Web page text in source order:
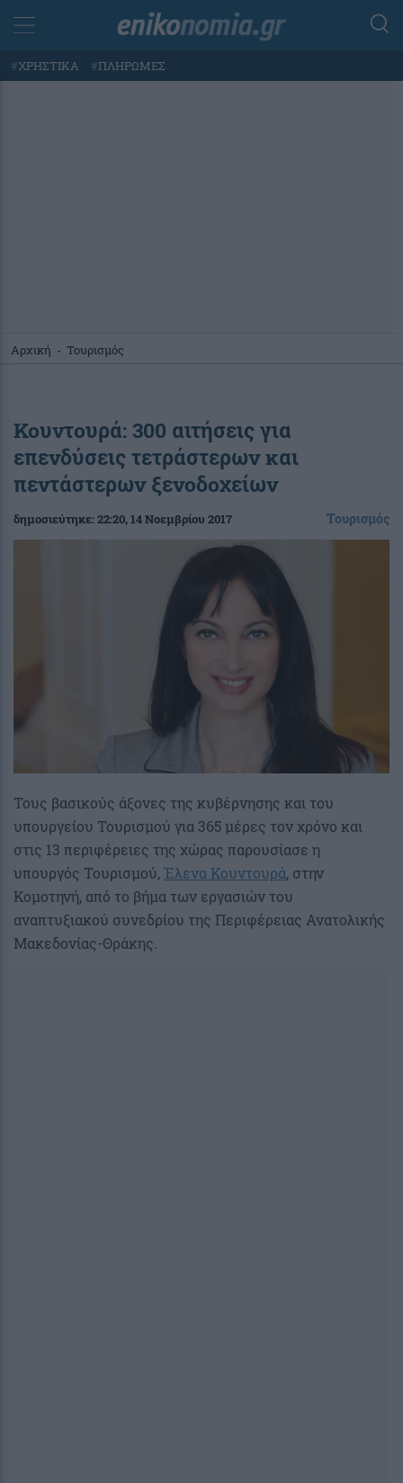
#ΧΡΗΣΤΙΚΑ #ΠΛΗΡΩΜΕΣ
Αρχική - Τουρισμός
Κουντουρά: 300 αιτήσεις για
επενδύσεις τετράστερων και
πεντάστερων ξενοδοχείων
δημοσιεύτηκε:22:20, 14 Νοεμβρίου 2017 Τουρισμός
Τους βασικούς άξονες της κυβέρνησης και του
υπουργείου Τουρισμού για 365 μέρες τον χρόνο και
στις 13 περιφέρειες της χώρας παρουσίασε η
υπουργός Τουρισμού,Έλενα Κουντουρά, στην
Κομοτηνή, από το βήμα των εργασιών του
αναπτυξιακού συνεδρίου της Περιφέρειας Ανατολικής
Μακεδονίας-Θράκης.